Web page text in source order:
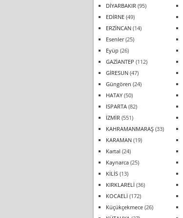
DİYARBAKIR (95)
EDİRNE (49)
ERZİNCAN (14)
Esenler(25)
Eyüp (26)
GAZİANTEP (112)
GİRESUN (47)
Güngören (24)
HATAY (50)
ISPARTA (82)
İZMİR (551)
KAHRAMANMARAŞ (33)
KARAMAN (19)
Kartal (24)
Kaynarca (25)
KİLİS (13)
KIRKLARELİ (36)
KOCAELİ (172)
Küçükçekmece (26)